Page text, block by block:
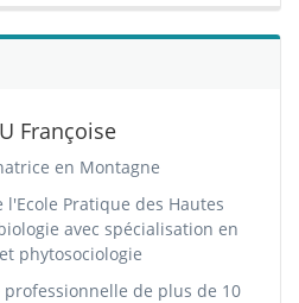
Françoise
en Montagne
l'Ecole Pratique des Hautes
avec spécialisation en
phytosociologie
professionnelle de plus de 10